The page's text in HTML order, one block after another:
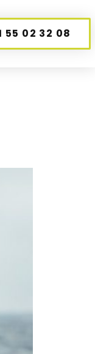
55 02 32 08